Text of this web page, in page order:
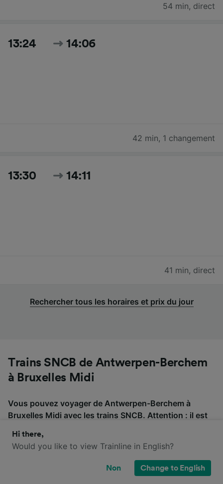
54 min, direct
13:24 14:06
42 min, 1 changement
13:30 14:11
41 min, direct
Rechercher tous les horaires et prix du jour
Trains SNCB de Antwerpen-Berchem
à Bruxelles Midi
Vous pouvez voyager de Antwerpen-Berchem à
Bruxelles Midi avec les trains SNCB. Attention : il est
compagnies de train et que des changements soient
prévus. Vérifiez donc bien si vous devez prendre une
correspondance avant d'acheter vos billets de train.
Hi there,
Would you like to view Trainline in English?
Non Change to English